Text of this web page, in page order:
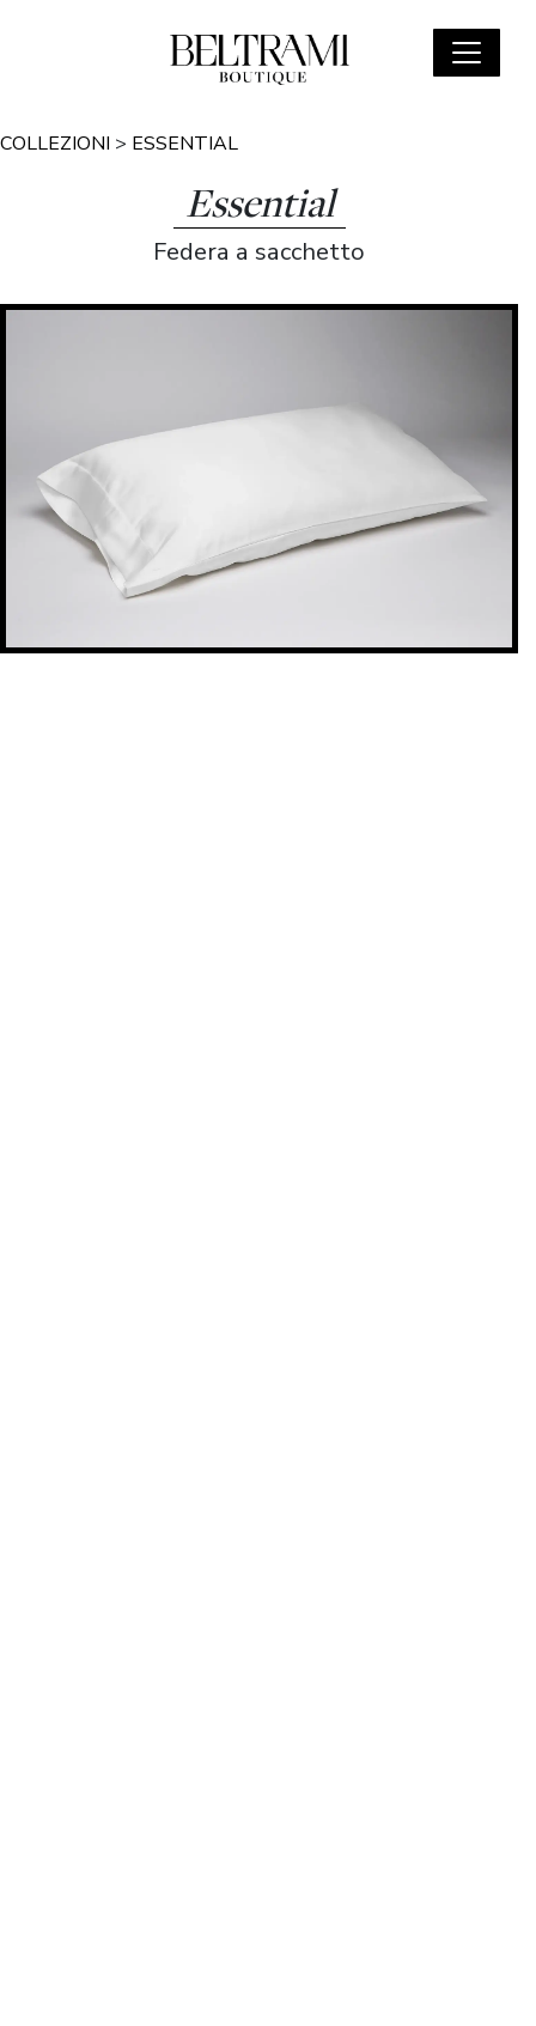
COLLEZIONI > ESSENTIAL
Essential
Federa a sacchetto